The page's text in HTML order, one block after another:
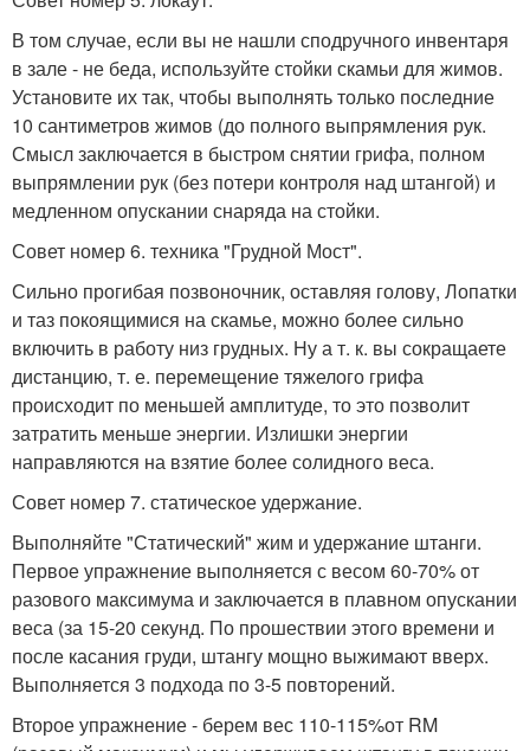
В том случае, если вы не нашли сподручного инвентаря
в зале - не беда, используйте стойки скамьи для жимов.
Установите их так, чтобы выполнять только последние
10 сантиметров жимов (до полного выпрямления рук.
Смысл заключается в быстром снятии грифа, полном
выпрямлении рук (без потери контроля над штангой) и
медленном опускании снаряда на стойки.
Совет номер 6. техника "Грудной Мост".
Сильно прогибая позвоночник, оставляя голову, Лопатки
и таз покоящимися на скамье, можно более сильно
включить в работу низ грудных. Ну а т. к. вы сокращаете
дистанцию, т. е. перемещение тяжелого грифа
происходит по меньшей амплитуде, то это позволит
затратить меньше энергии. Излишки энергии
направляются на взятие более солидного веса.
Совет номер 7. статическое удержание.
Выполняйте "Статический" жим и удержание штанги.
Первое упражнение выполняется с весом 60-70% от
разового максимума и заключается в плавном опускании
веса (за 15-20 секунд. По прошествии этого времени и
после касания груди, штангу мощно выжимают вверх.
Выполняется 3 подхода по 3-5 повторений.
Второе упражнение - берем вес 110-115%от RM